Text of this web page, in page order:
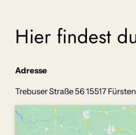
Hier findest
Adresse
Trebuser Straße 56 15517